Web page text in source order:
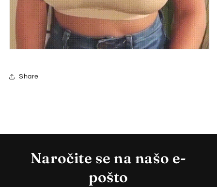
Share
Naročite se na našo e-
pošto